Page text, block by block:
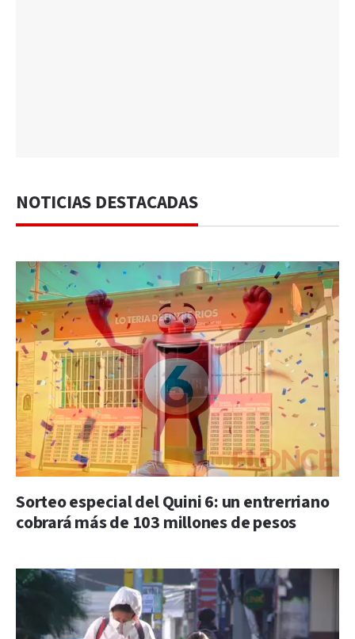
NOTICIAS DESTACADAS
Sorteo especial del Quini 6: un entrerriano
cobrará más de 103 millones de pesos